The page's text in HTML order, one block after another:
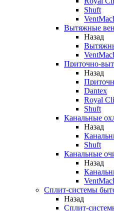
Shuft
Вытяжные
Назад
Приточно-
Назад
Dantex
Royal
Shuft
Канальные
Назад
Shuft
Канальные
Назад
Сплит-системы
Назад
Сплит-